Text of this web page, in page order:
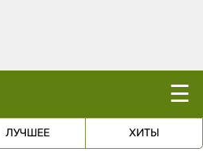
☰
ЛУЧШЕЕ ХИТЫ